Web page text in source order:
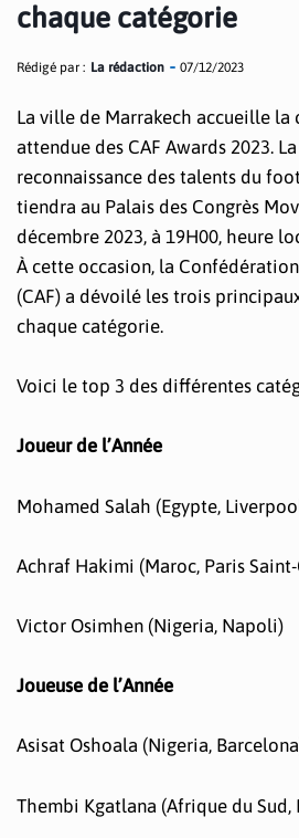
chaque catégorie
Rédigé par : La rédaction 07/12/2023
La ville de Marrakech accueille la
attendue des CAF Awards 2023.
reconnaissance des talents du
tiendra au Palais des Congrès
décembre 2023, à 19H00, heure
À cette occasion, la
(CAF) a dévoilé les trois
chaque catégorie.
Voici le top 3 des différentes
Joueur de l’Année
Mohamed Salah (Egypte,
Achraf Hakimi (Maroc, Paris
Victor Osimhen (Nigeria, Napoli)
Joueuse de l’Année
Asisat Oshoala (Nigeria,
Thembi Kgatlana (Afrique du Sud,